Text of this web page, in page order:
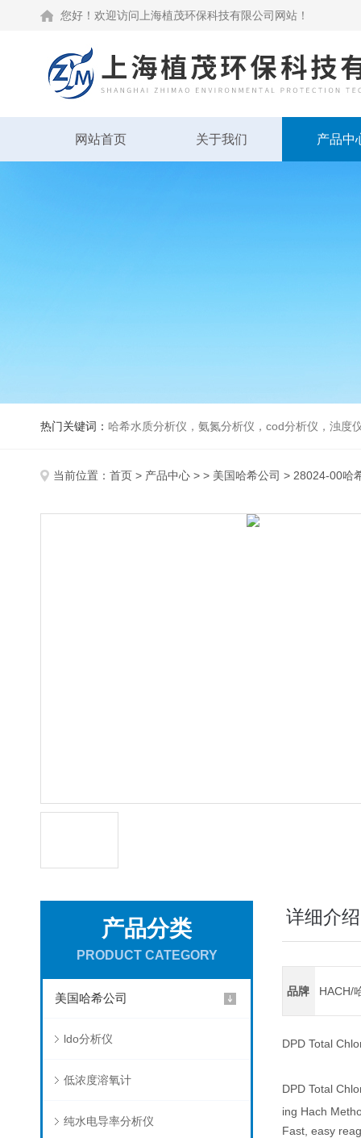
您好！欢迎访问上海植茂环保科技有限公司网站！
网站首页 关于我们 产品中
热门关键词： 哈希水质分析仪，氨氮分析仪，cod分析仪，浊度
当前位置： 首页 > 产品中心 > > 美国哈希公司 > 28024-00哈
产品分类
PRODUCT CATEGORY
美国哈希公司
ldo分析仪
低浓度溶氧计
纯水电导率分析仪
详细介绍
品牌 HACH/
DPD Total
DPD Total
ing Hach
Fast, easy